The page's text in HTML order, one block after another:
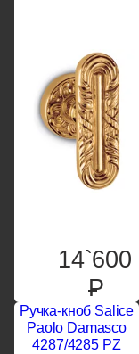
14`600
P
Ручка-кноб Salice
Paolo Damasco
4287/4285 PZ